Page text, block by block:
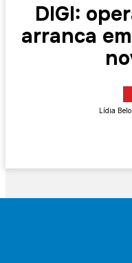
DIGI:
arranca
Lídia